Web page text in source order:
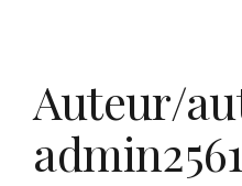
Auteur/
admin2561